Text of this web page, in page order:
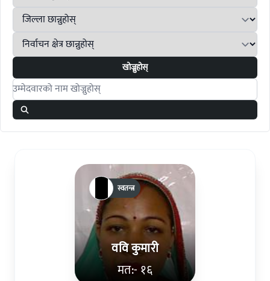
खोज्नुहोस्
Search candidates
ववि कुमारी
मत:- १६
स्वतन्त्र